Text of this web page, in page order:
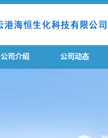
公司介绍 公司动态